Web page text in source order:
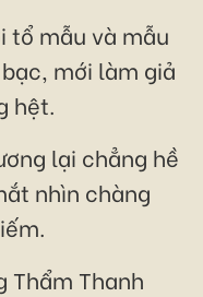
tổ mẫu và mẫu
mới làm giả
hệt.
lại chẳng hề
nhìn chàng
Thẩm Thanh